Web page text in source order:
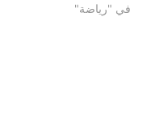
في "رياضة"